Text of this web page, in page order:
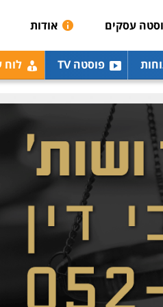
עסקים אודות
פוסטה TV לוח
0504456555
גיל דביר –
דין
פלילי פשיעה
עו"ד יאיר בן
נזיקין ביטוח
0505719060
חנא בולוס –
פלילי פשיעה
צווארון לבן